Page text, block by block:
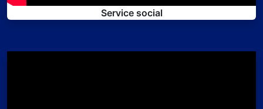
Service social